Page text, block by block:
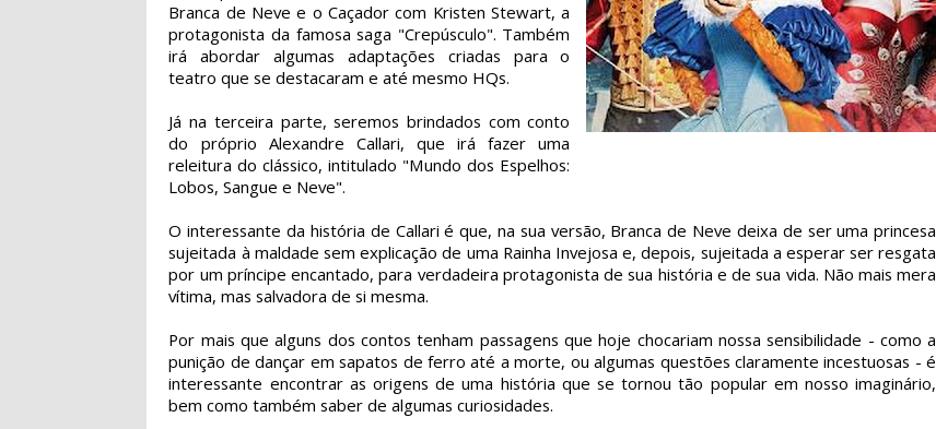
Branca de Neve e o Caçador com Kristen Stewart, a
protagonista da famosa saga "Crepúsculo". Também
irá abordar algumas adaptações criadas para o
teatro que se destacaram e até mesmo HQs.
Já na terceira parte, seremos brindados com conto
do próprio Alexandre Callari, que irá fazer uma
releitura do clássico, intitulado "Mundo dos Espelhos:
Lobos, Sangue e Neve".
O interessante da história de Callari é que, na sua versão, Branca de Neve deixa de ser uma princesa
sujeitada à maldade sem explicação de uma Rainha Invejosa e, depois, sujeitada a esperar ser resgata
por um príncipe encantado, para verdadeira protagonista de sua história e de sua vida. Não mais mera
vítima, mas salvadora de si mesma.
Por mais que alguns dos contos tenham passagens que hoje chocariam nossa sensibilidade - como a
punição de dançar em sapatos de ferro até a morte, ou algumas questões claramente incestuosas - é
interessante encontrar as origens de uma história que se tornou tão popular em nosso imaginário,
bem como também saber de algumas curiosidades.